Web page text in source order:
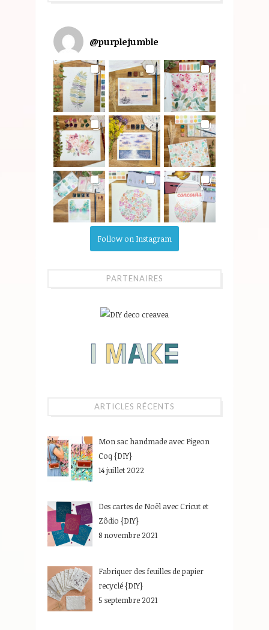
@purplejumble
Follow on Instagram
PARTENAIRES
ARTICLES RÉCENTS
Mon sac handmade avec Pigeon
Coq {DIY}
14 juillet 2022
Des cartes de Noël avec Cricut et
Zôdio {DIY}
8 novembre 2021
Fabriquer des feuilles de papier
recyclé {DIY}
5 septembre 2021